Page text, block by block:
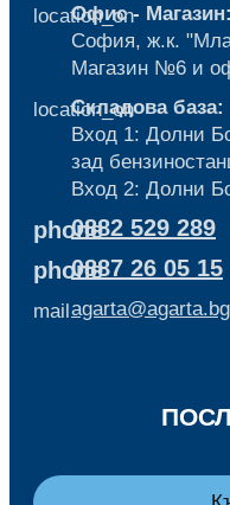
location_on
Офис - Магазин:
София, ж.к.
Mагазин №6 и
location_on
Складова база:
Вход 1: Долни
зад
Вход 2: Долни
phone0882 529 289
phone0887 26 05 15
mailagarta@agarta.bg